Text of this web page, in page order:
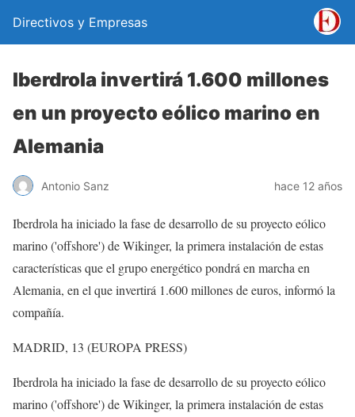
Directivos y Empresas
Iberdrola invertirá 1.600 millones
en un proyecto eólico marino en
Alemania
Antonio Sanz hace 12 años
Iberdrola ha iniciado la fase de desarrollo de su proyecto eólico
marino ('offshore') de Wikinger, la primera instalación de estas
características que el grupo energético pondrá en marcha en
Alemania, en el que invertirá 1.600 millones de euros, informó la
compañía.
MADRID, 13 (EUROPA PRESS)
Iberdrola ha iniciado la fase de desarrollo de su proyecto eólico
marino ('offshore') de Wikinger, la primera instalación de estas